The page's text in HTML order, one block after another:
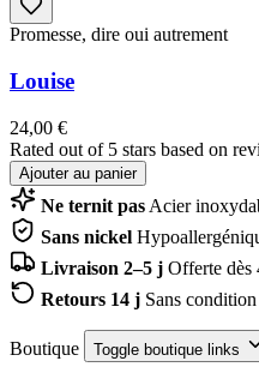
Promesse, dire oui autrement
Louise
24,00 €
Rated out of 5 stars based on
Ajouter au panier
Ne ternit pas Acier
Sans nickel
Livraison 2–5 j Offerte dès
Retours 14 j Sans condition
Boutique Toggle boutique links